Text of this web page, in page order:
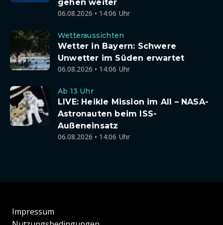
gehen weiter
06.08.2026 • 14:06 Uhr
Wetteraussichten
Wetter in Bayern: Schwere
Unwetter im Süden erwartet
06.08.2026 • 14:06 Uhr
Ab 13 Uhr
LIVE: Heikle Mission im All – NASA-
Astronauten beim ISS-
Außeneinsatz
06.08.2026 • 14:06 Uhr
Impressum